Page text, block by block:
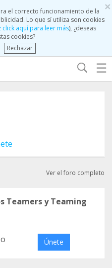
×
el correcto funcionamiento de la
Lo que sí utiliza son cookies
click aquí para leer más), ¿deseas
cookies?
Rechazar
☰
Ver el foro completo
Teamers y Teaming
o Únete